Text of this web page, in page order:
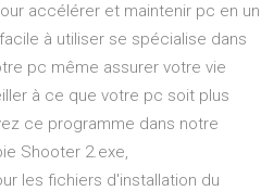
accélérer et maintenir pc en un
à utiliser se spécialise dans
pc même assurer votre vie
à ce que votre pc soit plus
ce programme dans notre
Shooter 2.exe,
les fichiers d'installation du